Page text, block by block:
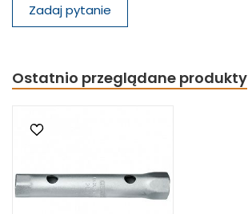
Zadaj pytanie
Ostatnio przeglądane produkty